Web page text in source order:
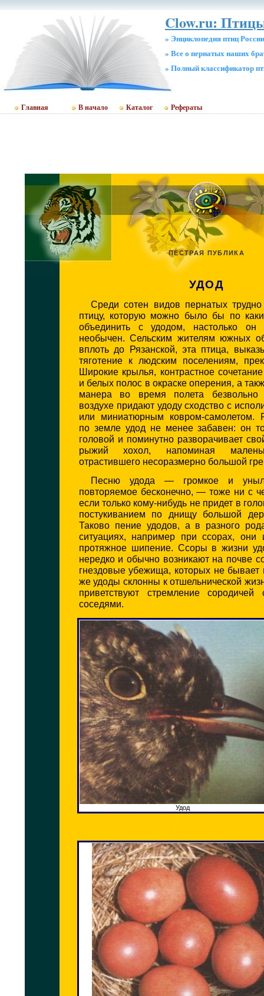
Clow.ru:
» Энциклопедия птиц России
» Все о пернатых наших
» Полный классификатор
Главная В начало Каталог Рефераты
ПЕСТРАЯ ПУБЛИКА
УДОД
Среди сотен видов пернатых
птицу, которую можно было бы по
объединить с удодом, настолько он
необычен. Сельским жителям южных
вплоть до Рязанской, эта птица,
тяготение к людским поселениям,
Широкие крылья, контрастное
и белых полос в окраске оперения, а
манера во время полета безвольно
воздухе придают удоду сходство с
или миниатюрным ковром-самолетом.
по земле удод не менее забавен: он
головой и поминутно разворачивает
рыжий хохол, напоминая
отрастившего несоразмерно большой
Песню удода — громкое и
повторяемое бесконечно, — тоже ни с
если только кому-нибудь не придет в
постукиванием по днищу большой
Таково пение удодов, а в разного
ситуациях, например при ссорах, они
протяжное шипение. Ссоры в жизни
нередко и обычно возникают на почве
гнездовые убежища, которых не бывает
же удоды склонны к отшельнической
приветствуют стремление сородичей
соседями.
Удод